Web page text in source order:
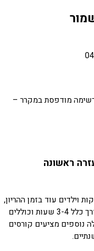
מודפסת במקרר –
ראשונה
וילדים עוד בזמן ההריון,
כדי להגיע מוכנים. הקורסים נמשכים בדרך כלל 3-4 שעות וכוללים
נוספים מציעים קורסים